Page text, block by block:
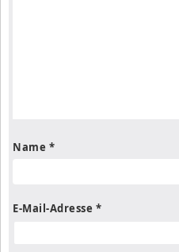
Name *
E-Mail-Adresse *